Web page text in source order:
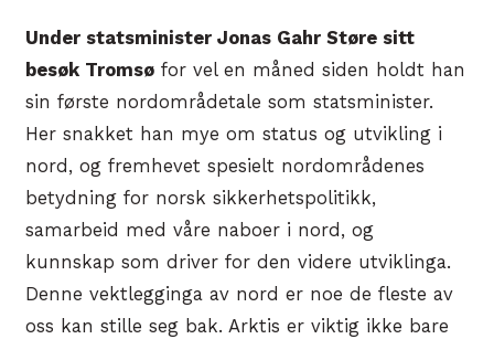
Under statsminister Jonas Gahr Støre sitt
besøk Tromsø for vel en måned siden holdt han
sin første nordområdetale som statsminister.
Her snakket han mye om status og utvikling i
nord, og fremhevet spesielt nordområdenes
betydning for norsk sikkerhetspolitikk,
samarbeid med våre naboer i nord, og
kunnskap som driver for den videre utviklinga.
Denne vektlegginga av nord er noe de fleste av
oss kan stille seg bak. Arktis er viktig ikke bare